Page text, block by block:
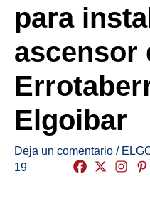
para
ascensor
Elgoibar
Deja un comentario /
19